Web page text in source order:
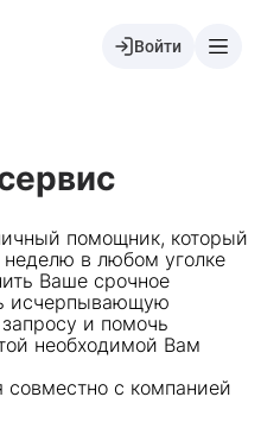
Войти
помощник, который
в любом уголке
Ваше срочное
исчерпывающую
и помочь
необходимой Вам
совместно с компанией